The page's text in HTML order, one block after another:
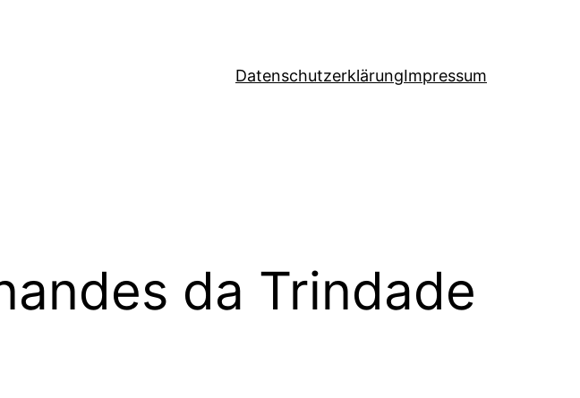
DatenschutzerklärungImpressum
da Trindade